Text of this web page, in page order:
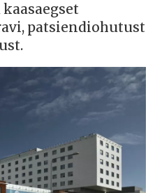
patsiendiohutust